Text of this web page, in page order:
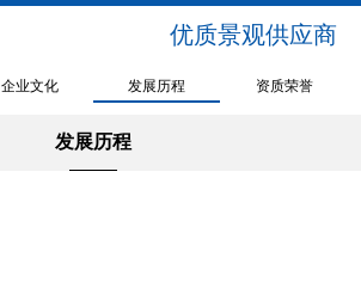
优质景观供应商
企业文化 发展历程 资质荣誉
发展历程